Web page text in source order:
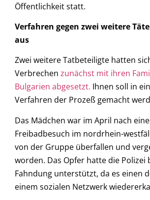
Öffentlichkeit statt.
Verfahren gegen zwei weitere
aus
Zwei weitere Tatbeteiligte hatten
Verbrechen zunächst mit ihren
Bulgarien abgesetzt. Ihnen soll in
Verfahren der Prozeß gemacht
Das Mädchen war im April nach
Freibadbesuch im nordrhein-
von der Gruppe überfallen und
worden. Das Opfer hatte die Polizei
Fahndung unterstützt, da es einen
einem sozialen Netzwerk